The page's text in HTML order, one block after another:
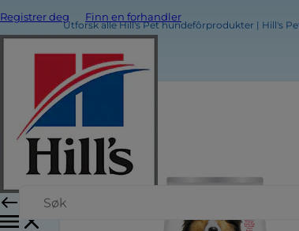
Registrer deg Finn en forhandler
Utforsk alle Hill's Pet hundefôrprodukter | Hill's